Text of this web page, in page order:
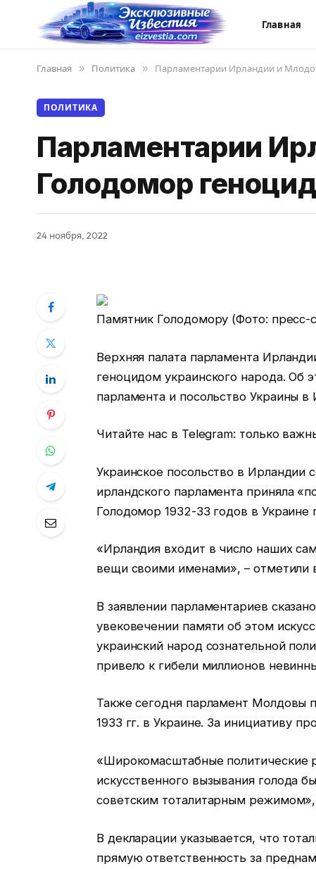
Главная
Главная » Политика » Парламентарии Ирландии и
ПОЛИТИКА
Парламентарии
Голодомор
24 ноября, 2022
Памятник Голодомору (Фото: пресс-
Верхняя палата парламента
геноцидом украинского народа. Об
парламента и посольство Украины в
Читайте нас в Telegram: только
Украинское посольство в Ирландии
ирландского парламента приняла
Голодомор 1932-33 годов в Украине
«Ирландия входит в число наших
вещи своими именами», – отметили
В заявлении парламентариев
увековечении памяти об этом
украинский народ сознательной
привело к гибели миллионов
Также сегодня парламент Молдовы
1933 гг. в Украине. За инициативу
«Широкомасштабные политические
искусственного вызывания голода
советским тоталитарным
В декларации указывается, что
прямую ответственность за